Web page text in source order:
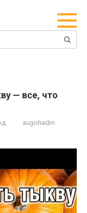
— все, что
augohadm